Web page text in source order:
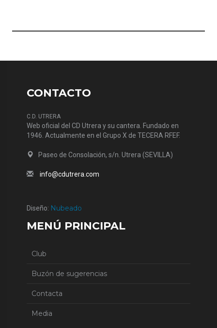
CONTACTO
C.D. UTRERA
Web oficial del CD Utrera y su cantera. Fundado en
1946. Actualmente en el Grupo X de TECERA RFEF.
Paseo de Consolación, s/n. Utrera (SEVILLA)
info@cdutrera.com
Diseño: Nubeado
MENÚ PRINCIPAL
Club
Buzón de sugerencias
Contacta
Media